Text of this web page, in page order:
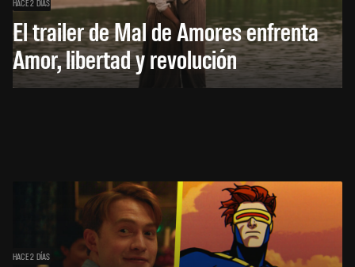
HACE 2 DÍAS
El trailer de Mal de Amores enfrenta
Amor, libertad y revolución
HACE 2 DÍAS